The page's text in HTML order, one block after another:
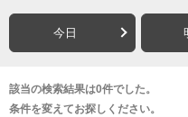
今日
該当の検索結果は0件でした。
条件を変えてお探しください。